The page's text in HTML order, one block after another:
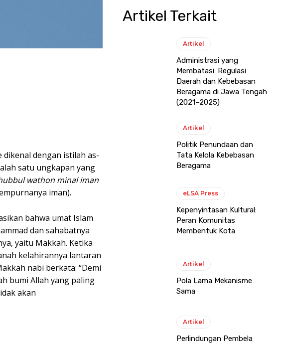
dengan istilah as-
satu ungkapan yang
wathon minal iman
iman).
bahwa umat Islam
dan sahabatnya
yaitu Makkah. Ketika
kelahirannya lantaran
nabi berkata: “Demi
bumi Allah yang paling
akan
Artikel Terkait
Artikel
Administrasi yang
Membatasi: Regulasi
Daerah dan Kebebasan
Beragama di Jawa Tengah
(2021–2025)
Artikel
Politik Penundaan dan
Tata Kelola Kebebasan
Beragama
eLSA Press
Kepenyintasan Kultural:
Peran Komunitas
Membentuk Kota
Artikel
Pola Lama Mekanisme
Sama
Artikel
Perlindungan Pembela